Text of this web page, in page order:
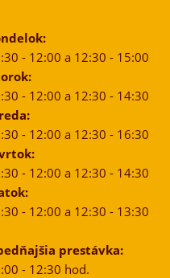
- 12:00 a 12:30 - 15:00
- 12:00 a 12:30 - 14:30
- 12:00 a 12:30 - 16:30
- 12:00 a 12:30 - 14:30
- 12:00 a 12:30 - 13:30
prestávka:
- 12:30 hod.